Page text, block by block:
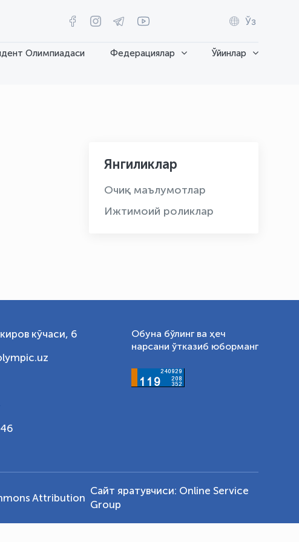
Ўз
Олимпиадаси Федерациялар
Ўйинлар
Янгиликлар
Очиқ маълумотлар
Ижтимоий роликлар
кўчаси, 6
Обуна бўлинг ва ҳеч
нарсани ўтказиб юборманг
Attribution
Сайт яратувчиси: Online Service
Group
OLYMPCHIK AI - yordamchi